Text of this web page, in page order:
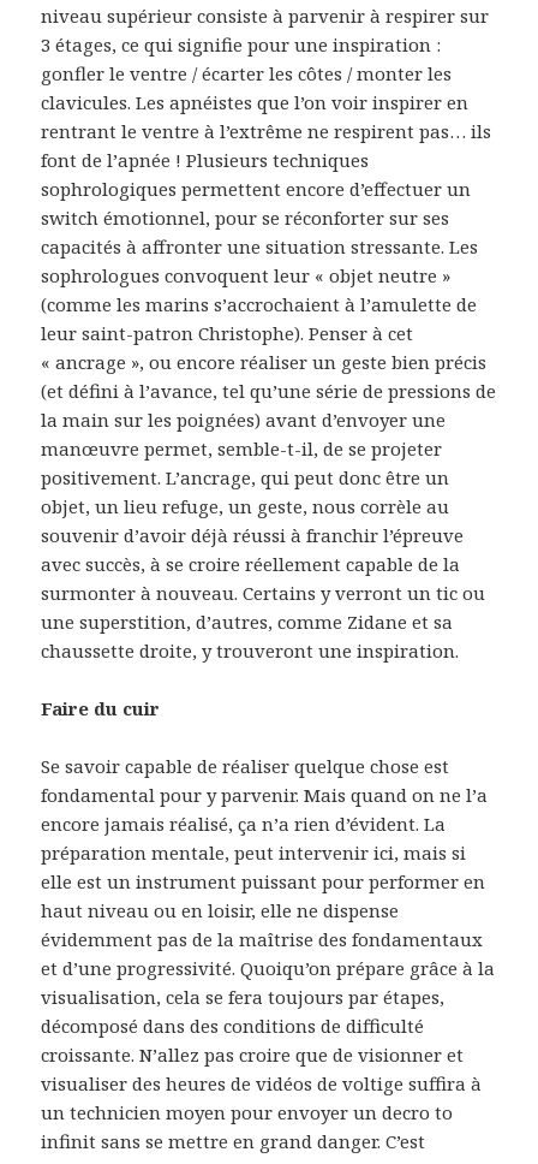
niveau supérieur consiste à parvenir à respirer sur
3 étages, ce qui signifie pour une inspiration :
gonfler le ventre / écarter les côtes / monter les
clavicules. Les apnéistes que l’on voir inspirer en
rentrant le ventre à l’extrême ne respirent pas… ils
font de l’apnée ! Plusieurs techniques
sophrologiques permettent encore d’effectuer un
switch émotionnel, pour se réconforter sur ses
capacités à affronter une situation stressante. Les
sophrologues convoquent leur « objet neutre »
(comme les marins s’accrochaient à l’amulette de
leur saint-patron Christophe). Penser à cet
« ancrage », ou encore réaliser un geste bien précis
(et défini à l’avance, tel qu’une série de pressions de
la main sur les poignées) avant d’envoyer une
manœuvre permet, semble-t-il, de se projeter
positivement. L’ancrage, qui peut donc être un
objet, un lieu refuge, un geste, nous corrèle au
souvenir d’avoir déjà réussi à franchir l’épreuve
avec succès, à se croire réellement capable de la
surmonter à nouveau. Certains y verront un tic ou
une superstition, d’autres, comme Zidane et sa
chaussette droite, y trouveront une inspiration.
Faire du cuir
Se savoir capable de réaliser quelque chose est
fondamental pour y parvenir. Mais quand on ne l’a
encore jamais réalisé, ça n’a rien d’évident. La
préparation mentale, peut intervenir ici, mais si
elle est un instrument puissant pour performer en
haut niveau ou en loisir, elle ne dispense
évidemment pas de la maîtrise des fondamentaux
et d’une progressivité. Quoiqu’on prépare grâce à la
visualisation, cela se fera toujours par étapes,
décomposé dans des conditions de difficulté
croissante. N’allez pas croire que de visionner et
visualiser des heures de vidéos de voltige suffira à
un technicien moyen pour envoyer un decro to
infinit sans se mettre en grand danger. C’est